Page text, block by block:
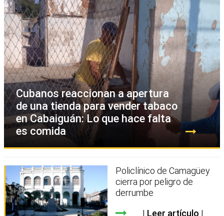
Cubanos reaccionan a apertura
de una tienda para vender tabaco
en Cabaiguán: Lo que hace falta
es comida
Policlínico de Camagüey
cierra por peligro de
derrumbe
Leer artículo